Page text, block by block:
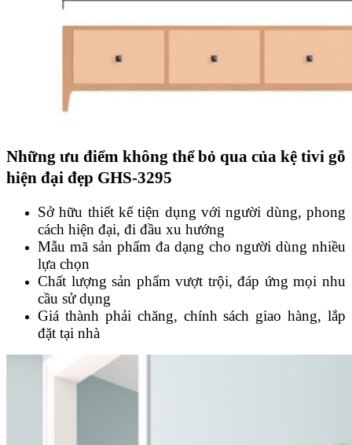
Những ưu điểm không thể bỏ qua của kệ tivi gỗ
hiện đại đẹp GHS-3295
Sở hữu thiết kế tiện dụng với người dùng, phong
cách hiện đại, đi đầu xu hướng
Mẫu mã sản phẩm đa dạng cho người dùng nhiều
lựa chọn
Chất lượng sản phẩm vượt trội, đáp ứng mọi nhu
cầu sử dụng
Giá thành phải chăng, chính sách giao hàng, lắp
đặt tại nhà